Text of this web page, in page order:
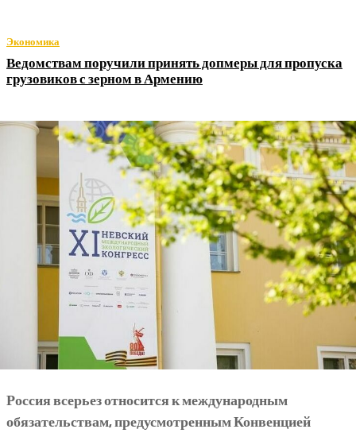
Экономика
Ведомствам поручили принять допмеры для пропуска
грузовиков с зерном в Армению
Россия всерьез относится к международным
обязательствам, предусмотренным Конвенцией